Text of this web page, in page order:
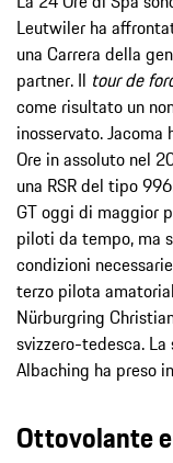
Leutwiler ha
una Carrera della
partner. Il tour de
come risultato un
inosservato.
Ore in assoluto nel
una RSR del tipo
GT oggi di maggior
piloti da tempo, ma
condizioni
terzo pilota
Nürburgring
svizzero-tedesca.
Albaching ha preso
Ottovolante